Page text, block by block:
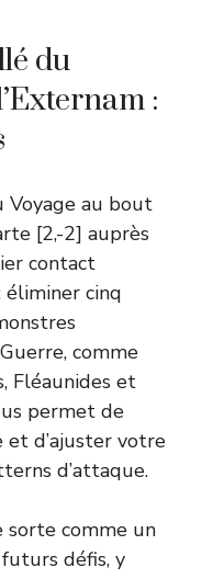
du
:
Voyage au bout
[2,-2] auprès
contact
éliminer cinq
comme
Fléaunides et
permet de
et d’ajuster votre
d’attaque.
comme un
défis, y